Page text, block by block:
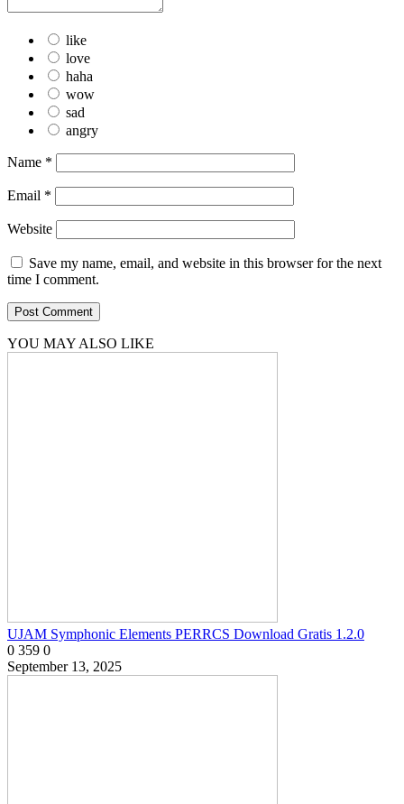
like
love
haha
wow
sad
angry
Name *
Email *
Website
Save my name, email, and website in this browser for the next
time I comment.
YOU MAY ALSO LIKE
UJAM Symphonic Elements PERRCS Download Gratis 1.2.0
0 359 0
September 13, 2025